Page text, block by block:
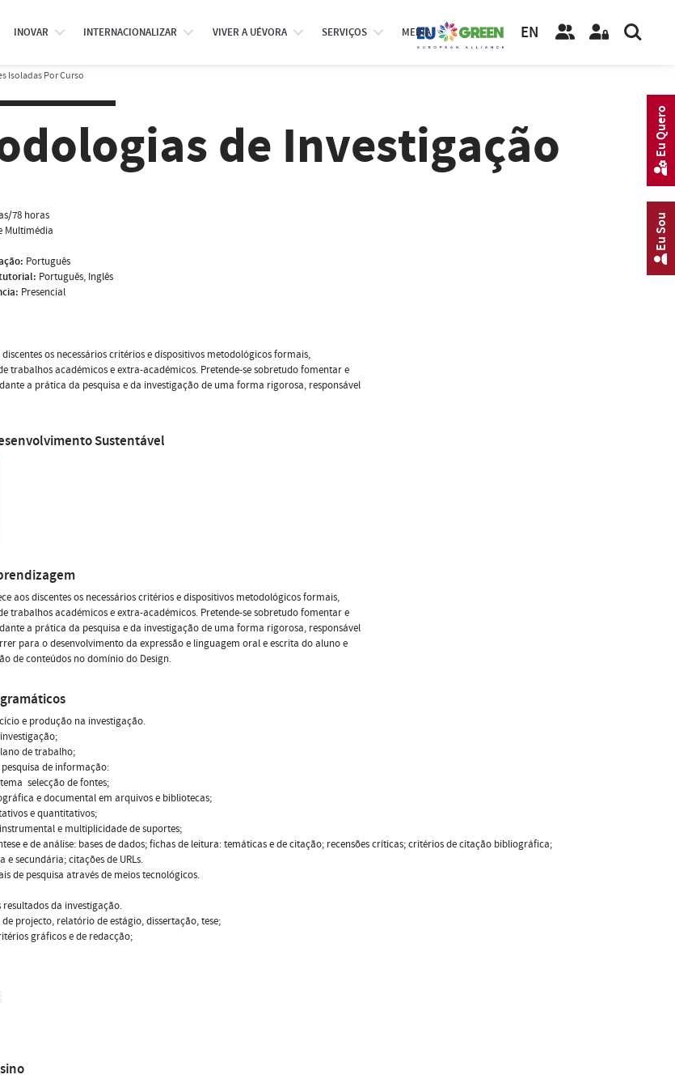
INOVAR INTERNACIONALIZAR VIVER A UÉVORA SERVIÇOS MEDIA EN
Isoladas Por Curso
de Investigação
78 horas
Multimédia
Português
Português, Inglês
Presencial
discentes os necessários critérios e dispositivos metodológicos formais,
trabalhos académicos e extra-académicos. Pretende-se sobretudo fomentar e
a prática da pesquisa e da investigação de uma forma rigorosa, responsável
Sustentável
aos discentes os necessários critérios e dispositivos metodológicos formais,
trabalhos académicos e extra-académicos. Pretende-se sobretudo fomentar e
a prática da pesquisa e da investigação de uma forma rigorosa, responsável
para o desenvolvimento da expressão e linguagem oral e escrita do aluno e
de conteúdos no domínio do Design.
e produção na investigação.
de trabalho;
pesquisa de informação:
 selecção de fontes;
e documental em arquivos e bibliotecas;
e quantitativos;
e multiplicidade de suportes;
e de análise: bases de dados; fichas de leitura: temáticas e de citação; recensões críticas; critérios de citação bibliográfica;
secundária; citações de URLs.
de pesquisa através de meios tecnológicos.
resultados da investigação.
projecto, relatório de estágio, dissertação, tese;
gráficos e de redacção;
Eu Sou
Eu Quero